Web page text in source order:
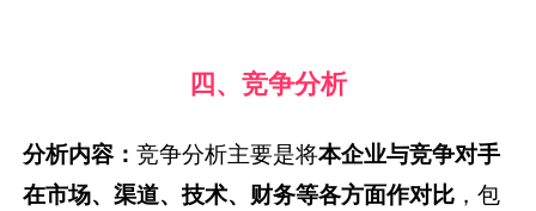
四、竞争分析
分析内容：竞争分析主要是将本企业与竞争对手
在市场、渠道、技术、财务等各方面作对比 ，包